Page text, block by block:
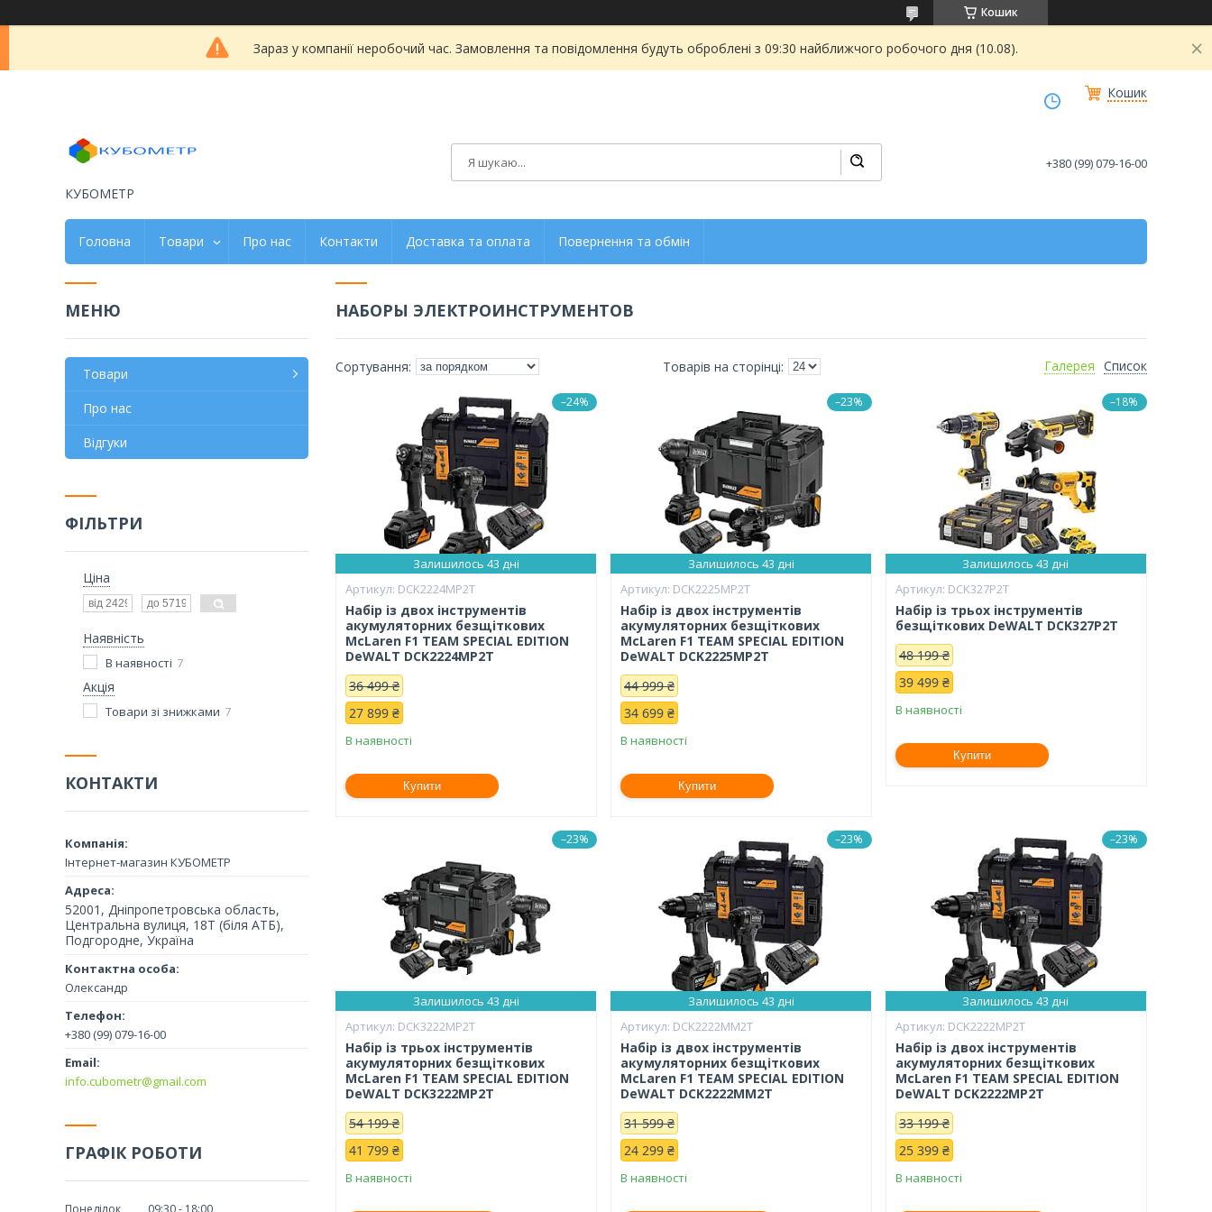
Кошик
Зараз у компанії неробочий час. Замовлення та повідомлення будуть оброблені з 09:30 найближчого робочого дня (10.08).
Кошик
КУБОМЕТР
+380 (99) 079-16-00
Головна Товари Про нас Контакти Доставка та оплата Повернення та обмін
НАБОРЫ ЭЛЕКТРОИНСТРУМЕНТОВ
Галерея Список
–24%
Залишилось 43 дні
DCK2224MP2T
Набір із двох інструментів
акумуляторних безщіткових
McLaren F1 TEAM SPECIAL EDITION
DeWALT DCK2224MP2T
36 499 ₴
27 899 ₴
В наявності
Купити
–23%
Залишилось 43 дні
DCK2225MP2T
Набір із двох інструментів
акумуляторних безщіткових
McLaren F1 TEAM SPECIAL EDITION
DeWALT DCK2225MP2T
44 999 ₴
34 699 ₴
В наявності
Купити
–18%
Залишилось 43 дні
DCK327P2T
Набір із трьох інструментів
безщіткових DeWALT DCK327P2T
48 199 ₴
39 499 ₴
В наявності
Купити
–23%
Залишилось 43 дні
DCK3222MP2T
Набір із трьох інструментів
акумуляторних безщіткових
McLaren F1 TEAM SPECIAL EDITION
DeWALT DCK3222MP2T
54 199 ₴
41 799 ₴
В наявності
–23%
Залишилось 43 дні
DCK2222MM2T
Набір із двох інструментів
акумуляторних безщіткових
McLaren F1 TEAM SPECIAL EDITION
DeWALT DCK2222MM2T
31 599 ₴
24 299 ₴
В наявності
–23%
Залишилось 43 дні
DCK2222MP2T
Набір із двох інструментів
акумуляторних безщіткових
McLaren F1 TEAM SPECIAL EDITION
DeWALT DCK2222MP2T
33 199 ₴
25 399 ₴
В наявності
Товари
Про нас
Відгуки
ФІЛЬТРИ
Ціна
Наявність
В наявності 7
Акція
Товари зі знижками 7
КОНТАКТИ
Інтернет-магазин КУБОМЕТР
52001, Дніпропетровська область,
Центральна вулиця, 18Т (біля АТБ),
Подгородне, Україна
Олександр
+380 (99) 079-16-00
info.cubometr@gmail.com
ГРАФІК РОБОТИ
Понеділок 09:30
18:00